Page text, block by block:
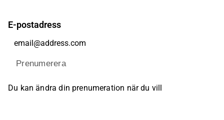
E-postadress
Prenumerera
Du kan ändra din prenumeration när du vill